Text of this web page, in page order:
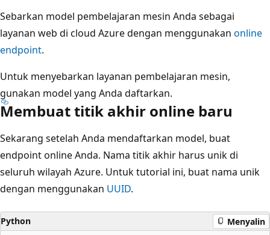
Sebarkan model pembelajaran mesin Anda sebagai
layanan web di cloud Azure dengan menggunakan online
endpoint.
Untuk menyebarkan layanan pembelajaran mesin,
gunakan model yang Anda daftarkan.
Membuat titik akhir online baru
Sekarang setelah Anda mendaftarkan model, buat
endpoint online Anda. Nama titik akhir harus unik di
seluruh wilayah Azure. Untuk tutorial ini, buat nama unik
dengan menggunakan UUID.
Python Menyalin